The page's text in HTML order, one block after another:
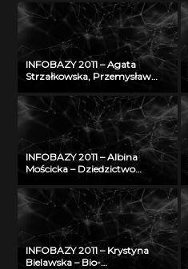
syntezy obrazów
medycznych, z
zastosowaniem metod
konstruktywnej indukcji oraz
zbiorów przybliżonych
INFOBAZY 2011 – Agata
Strzałkowska, Przemysław
opisujących fizyczne
właściwości aerozoli
atmosferycznych
INFOBAZY 2011 – Albina
Mościcka – Dziedzictwo
przykładzie aplikacji
GEOHeritage
INFOBAZY 2011 – Krystyna
Bielawska – Bio-